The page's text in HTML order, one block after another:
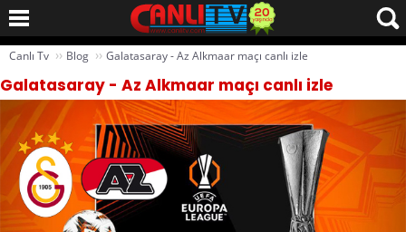
Canlı Tv ›› Blog ›› Galatasaray - Az Alkmaar maçı canlı izle
Galatasaray - Az Alkmaar maçı canlı izle